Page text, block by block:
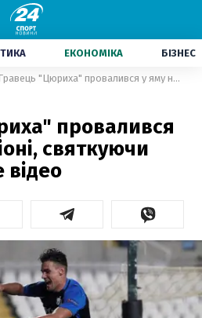
ЕКОНОМІКА БІЗНЕС
Гравець "Цюриха" провалився у яму на стадіоні, святкуючи гол: курйозне відео
провалився
святкуючи
відео